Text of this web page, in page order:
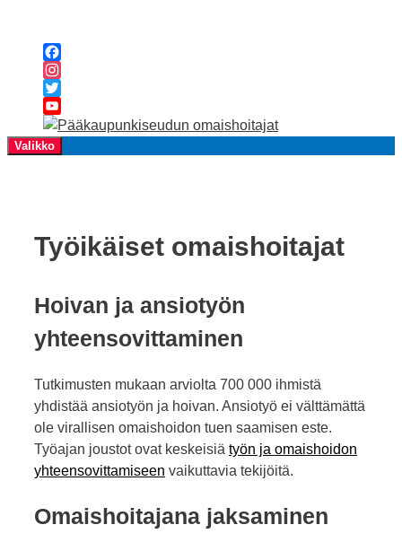
Facebook
Instagram
Twitter
YouTube
Channel
Valikko
Työikäiset omaishoitajat
Hoivan ja ansiotyön
yhteensovittaminen
Tutkimusten mukaan arviolta 700 000 ihmistä
yhdistää ansiotyön ja hoivan. Ansiotyö ei välttämättä
ole virallisen omaishoidon tuen saamisen este.
Työajan joustot ovat keskeisiä työn ja omaishoidon
yhteensovittamiseen vaikuttavia tekijöitä.
Omaishoitajana jaksaminen